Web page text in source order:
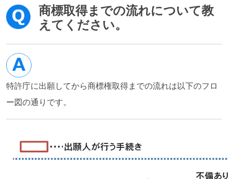
商標取得までの流れについて教
えてください。
特許庁に出願してから商標権取得までの流れは以下のフロ
ー図の通りです。